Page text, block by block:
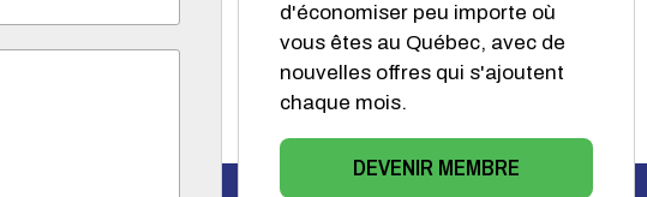
d'économiser peu importe où
vous êtes au Québec, avec de
nouvelles offres qui s'ajoutent
chaque mois.
DEVENIR MEMBRE